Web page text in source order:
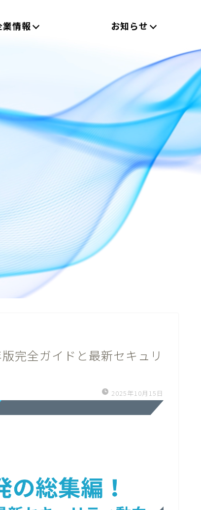
業情報 お知らせ
完全ガイドと最新セキュリ
2025年10月15日